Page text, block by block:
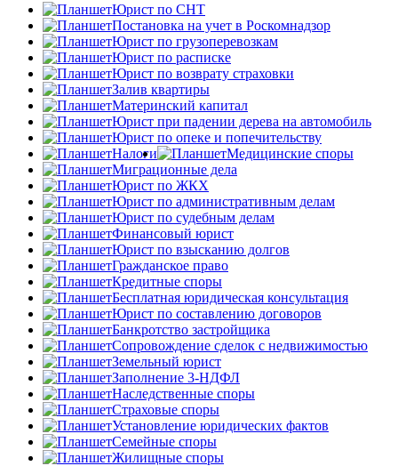
Юрист по СНТ
Постановка на учет в Роскомнадзор
Юрист по грузоперевозкам
Юрист по расписке
Юрист по возврату страховки
Залив квартиры
Материнский капитал
Юрист при падении дерева на автомобиль
Юрист по опеке и попечительству
Налоги
Медицинские споры
Миграционные дела
Юрист по ЖКХ
Юрист по административным делам
Юрист по судебным делам
Финансовый юрист
Юрист по взысканию долгов
Гражданское право
Кредитные споры
Бесплатная юридическая консультация
Юрист по составлению договоров
Банкротство застройщика
Сопровождение сделок с недвижимостью
Земельный юрист
Заполнение 3-НДФЛ
Наследственные споры
Страховые споры
Установление юридических фактов
Семейные споры
Жилищные споры